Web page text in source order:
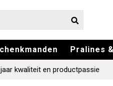
Pralines
kwaliteit en productpassie